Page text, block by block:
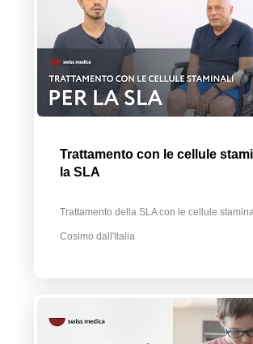
Trattamento con le cellule
la SLA
Trattamento della SLA con le cellule
Cosimo dall'Italia